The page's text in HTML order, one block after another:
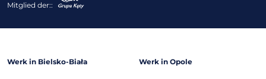
Mitglied der::
Werk in Bielsko-Biała Werk in Opole